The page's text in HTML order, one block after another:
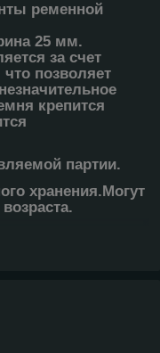
ременной
25 мм.
за счет
позволяет
крепится
партии.
хранения.Могут